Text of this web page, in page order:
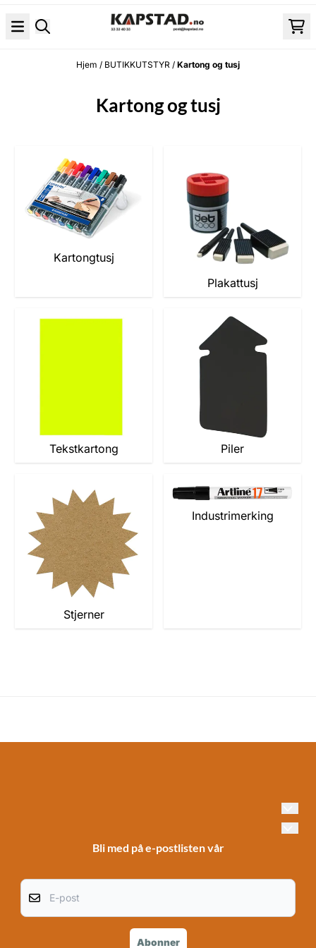
Hjem / BUTIKKUTSTYR / Kartong og tusj
Kartong og tusj
Kartongtusj
Plakattusj
Tekstkartong Piler
Stjerner
Industrimerking
Bli med på e-postlisten vår
Abonner